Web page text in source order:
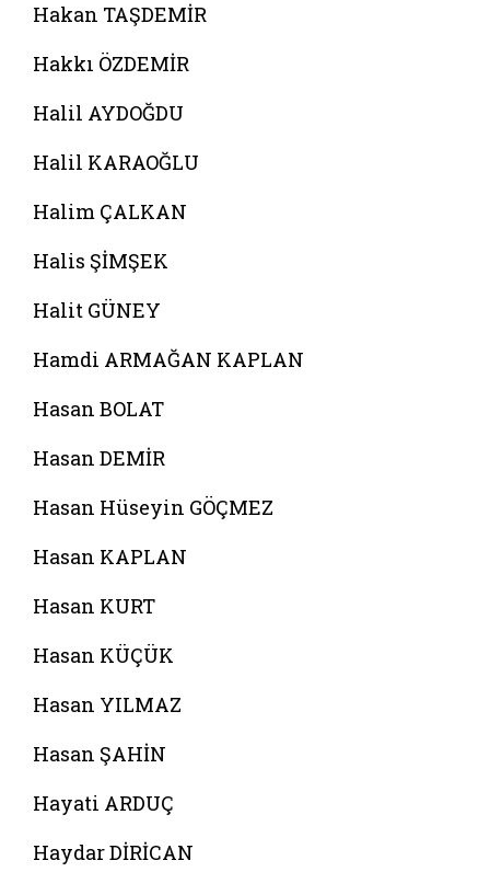
Hakan TAŞDEMİR
Hakkı ÖZDEMİR
Halil AYDOĞDU
Halil KARAOĞLU
Halim ÇALKAN
Halis ŞİMŞEK
Halit GÜNEY
Hamdi ARMAĞAN KAPLAN
Hasan BOLAT
Hasan DEMİR
Hasan Hüseyin GÖÇMEZ
Hasan KAPLAN
Hasan KURT
Hasan KÜÇÜK
Hasan YILMAZ
Hasan ŞAHİN
Hayati ARDUÇ
Haydar DİRİCAN